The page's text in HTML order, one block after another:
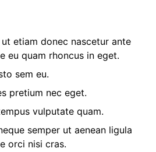
etiam donec nascetur ante
eu quam rhoncus in eget.
sem eu.
pretium nec eget.
vulputate quam.
semper ut aenean ligula
orci nisi cras.